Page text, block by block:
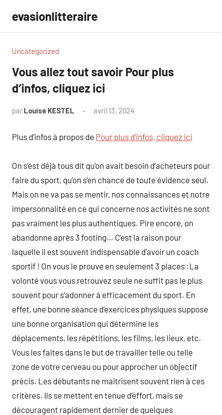
contenu
evasionlitteraire
Uncategorized
Vous allez tout savoir Pour plus
d’infos, cliquez ici
par Louise KESTEL avril 13, 2024
Plus d’infos à propos de Pour plus d’infos, cliquez ici
On s’est déjà tous dit qu’on avait besoin d’acheteurs pour
faire du sport, qu’on s’en chance de toute évidence seul.
Mais on ne va pas se mentir, nos connaissances et notre
impersonnalité en ce qui concerne nos activités ne sont
pas vraiment les plus authentiques. Pire encore, on
abandonne après 3 footing… C’est la raison pour
laquelle il est souvent indispensable d’avoir un coach
sportif ! On vous le prouve en seulement 3 places :La
volonté vous vous retrouvez seule ne suffit pas le plus
souvent pour s’adonner à efficacement du sport. En
effet, une bonne séance d’exercices physiques suppose
une bonne organisation qui détermine les
déplacements, les répétitions, les films, les lieux, etc.
Vous les faites dans le but de travailler telle ou telle
zone de votre cerveau ou pour approcher un objectif
précis. Les débutants ne maitrisent souvent rien à ces
critères. Ils se mettent en tenue d’éffort, mais se
découragent rapidement dernier de quelques